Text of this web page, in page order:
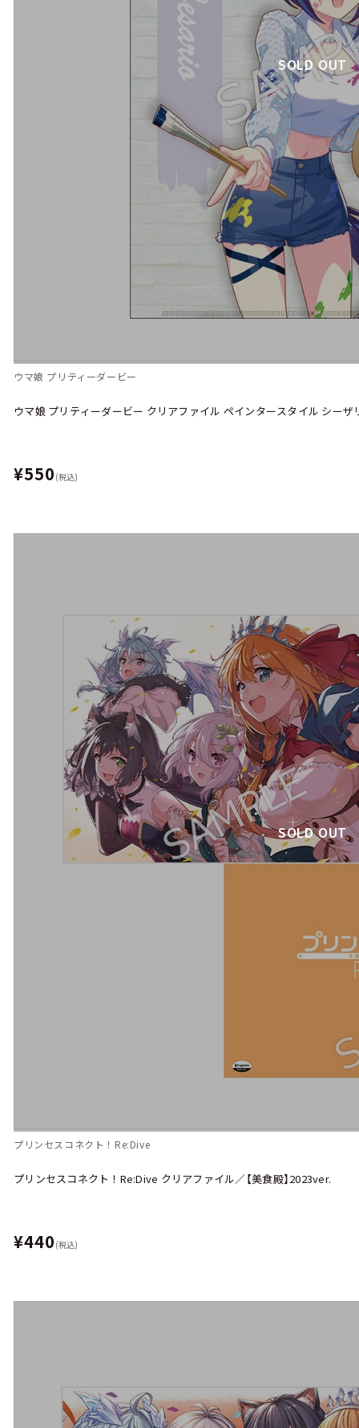
SOLD OUT
ウマ娘 プリティーダービー
ウマ娘 プリティーダービー クリアファイル ペインタースタイル シーザ
¥550 (税込)
SOLD OUT
プリンセスコネクト！Re:Dive
プリンセスコネクト！Re:Dive クリアファイル／【美食殿】2023ver.
¥440 (税込)